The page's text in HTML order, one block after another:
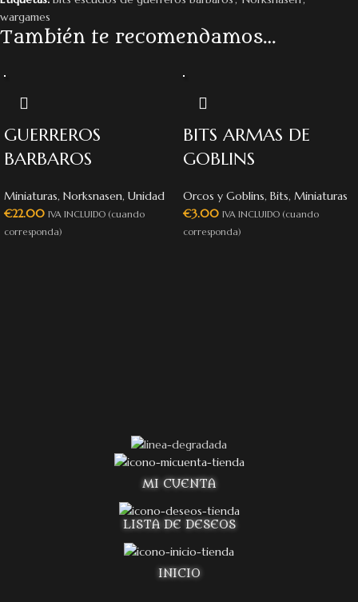
wargames
También te recomendamos…
GUERREROS
BARBAROS
Miniaturas, Norksnasen, Unidad
€22.00 IVA INCLUIDO (cuando
corresponda)
BITS ARMAS DE
GOBLINS
Orcos y Goblins, Bits, Miniaturas
€3.00 IVA INCLUIDO (cuando
corresponda)
MI CUENTA
LISTA DE DESEOS
INICIO